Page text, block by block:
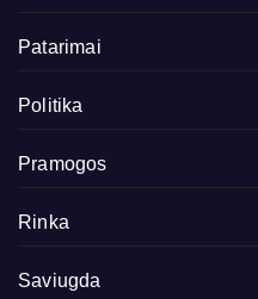
Patarimai
Politika
Pramogos
Rinka
Saviugda